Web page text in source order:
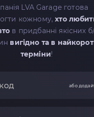
LVA Garage готова
кожному,хто
в придбанні якісних
вигідно та в
терміни!
або